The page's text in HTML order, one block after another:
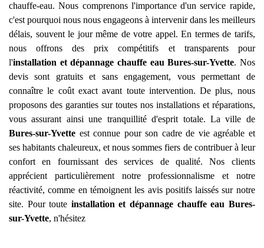
chauffe-eau. Nous comprenons l'importance d'un service rapide,
c'est pourquoi nous nous engageons à intervenir dans les meilleurs
délais, souvent le jour même de votre appel. En termes de tarifs,
nous offrons des prix compétitifs et transparents pour
l'installation et dépannage chauffe eau Bures-sur-Yvette. Nos
devis sont gratuits et sans engagement, vous permettant de
connaître le coût exact avant toute intervention. De plus, nous
proposons des garanties sur toutes nos installations et réparations,
vous assurant ainsi une tranquillité d'esprit totale. La ville de
Bures-sur-Yvette est connue pour son cadre de vie agréable et
ses habitants chaleureux, et nous sommes fiers de contribuer à leur
confort en fournissant des services de qualité. Nos clients
apprécient particulièrement notre professionnalisme et notre
réactivité, comme en témoignent les avis positifs laissés sur notre
site. Pour toute installation et dépannage chauffe eau Bures-
sur-Yvette, n'hésitez